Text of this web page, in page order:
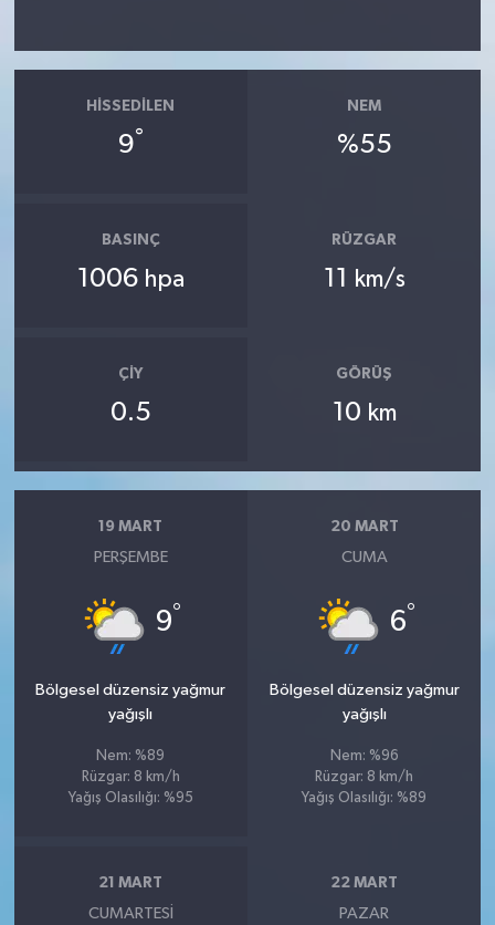
HISSEDILEN
9°
NEM
%55
BASINÇ
1006 hpa
RÜZGAR
11 km/s
ÇIY
0.5
GÖRÜŞ
10 km
19 MART
PERŞEMBE
9°
Bölgesel düzensiz yağmur
yağışlı
Nem: %89
Rüzgar: 8 km/h
Yağış Olasılığı: %95
20 MART
CUMA
6°
Bölgesel düzensiz yağmur
yağışlı
Nem: %96
Rüzgar: 8 km/h
Yağış Olasılığı: %89
21 MART
CUMARTESI
22 MART
PAZAR